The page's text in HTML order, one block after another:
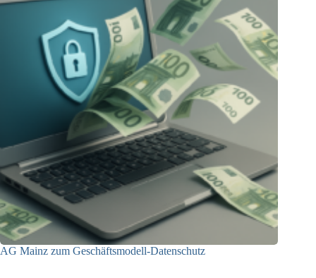
AG Mainz zum Geschäftsmodell-Datenschutz